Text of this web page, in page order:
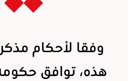
وفقا لأحكام
هذه، توافق